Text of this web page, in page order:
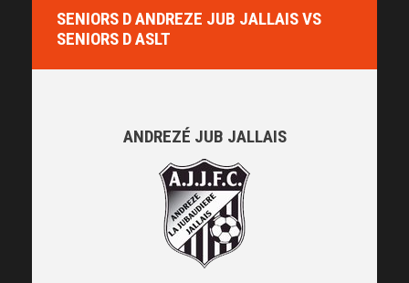
SENIORS D ANDREZE JUB JALLAIS VS
SENIORS D ASLT
ANDREZÉ JUB JALLAIS